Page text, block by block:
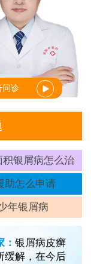
问诊
积银屑病怎么治
助怎么申请
年银屑病
：银屑病皮癣
缓解，在今后